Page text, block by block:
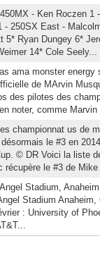
- Ken Roczen 1
- 250SX East -
5* Ryan Dungey 6*
14* Cole Seely...
ama monster energy
de MArvin
des pilotes des
noter, comme
championnat us de
le #3 en
© DR Voici la liste
récupère le #3 de
Stadium,
Stadium
: University of